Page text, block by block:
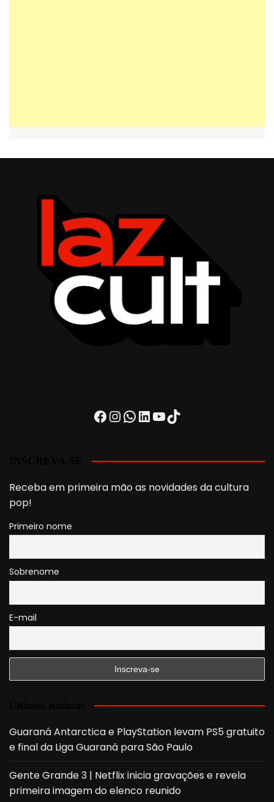
Facebook
Instagram
WhatsApp
LinkedIn
Youtube
TikTok
Receba em primeira mão as novidades da cultura
pop!
Primeiro nome
Sobrenome
E-mail
Guaraná Antarctica e PlayStation levam PS5 gratuito
e final da Liga Guaraná para São Paulo
Gente Grande 3 | Netflix inicia gravações e revela
primeira imagem do elenco reunido